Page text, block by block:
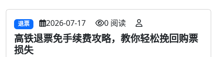
退票 2026-07-17 0 阅读
高铁退票免手续费攻略，教你轻松挽回购票
损失